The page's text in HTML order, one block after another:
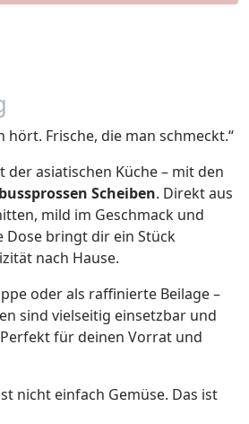
hört. Frische, die man schmeckt.“
der asiatischen Küche – mit den
Scheiben. Direkt aus
mild im Geschmack und
Dose bringt dir ein Stück
nach Hause.
oder als raffinierte Beilage –
sind vielseitig einsetzbar und
für deinen Vorrat und
nicht einfach Gemüse. Das ist